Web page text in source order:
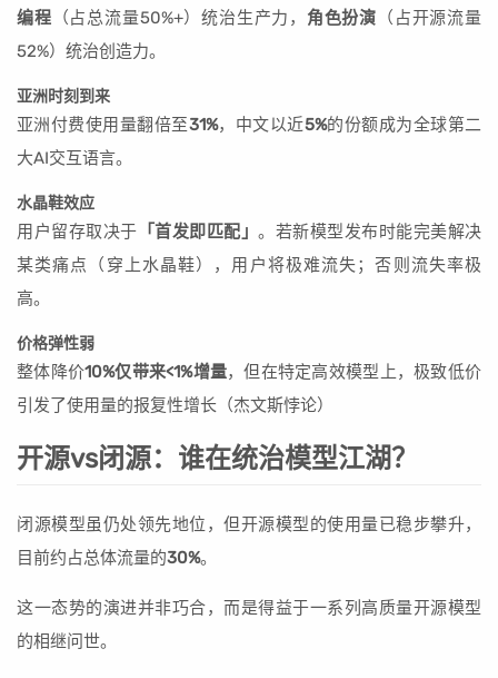
编程 （占总流量50%+）统治生产力， 角色扮演 （占开源流量
52%）统治创造力。
亚洲时刻到来
亚洲付费使用量翻倍至31%，中文以近5%的份额成为全球第二
大AI交互语言。
水晶鞋效应
用户留存取决于 「首发即匹配」 。若新模型发布时能完美解决
某类痛点（穿上水晶鞋），用户将极难流失；否则流失率极
高。
价格弹性弱
整体降价10%仅带来<1%增量，但在特定高效模型上，极致低价
引发了使用量的报复性增长（杰文斯悖论）
开源vs闭源：谁在统治模型江湖？
闭源模型虽仍处领先地位，但开源模型的使用量已稳步攀升，
目前约占总体流量的30%。
这一态势的演进并非巧合，而是得益于一系列高质量开源模型
的相继问世。